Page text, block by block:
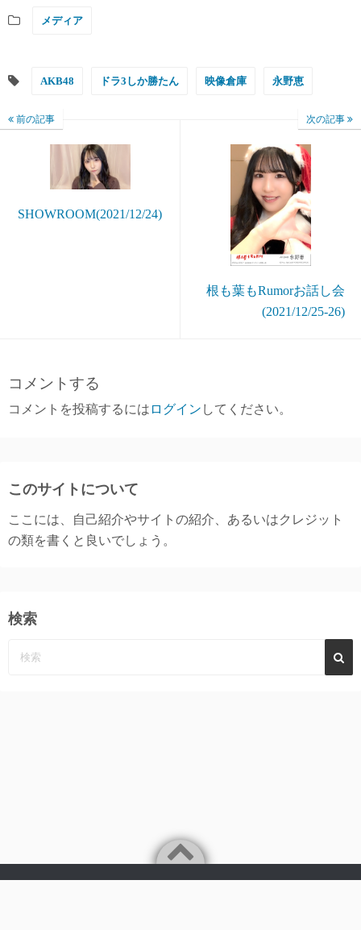
メディア
AKB48 ドラ3しか勝たん 映像倉庫 永野恵
前の記事
SHOWROOM(2021/12/24)
次の記事
根も葉もRumorお話し会
(2021/12/25-26)
コメントする
コメントを投稿するには ログイン してください。
このサイトについて
ここには、自己紹介やサイトの紹介、あるいはクレジット
の類を書くと良いでしょう。
検索